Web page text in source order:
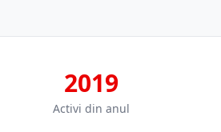
2019
Activi din anul